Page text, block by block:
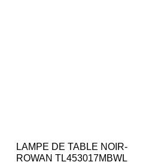
LAMPE DE TABLE NOIR-
ROWAN TL453017MBWL